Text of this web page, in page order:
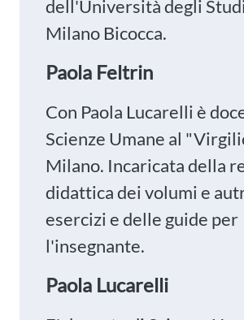
dell'Università degli
Milano Bicocca.
Paola Feltrin
Con Paola Lucarelli è
Scienze Umane al
Milano. Incaricata della
didattica dei volumi e
esercizi e delle guide per
l'insegnante.
Paola Lucarelli